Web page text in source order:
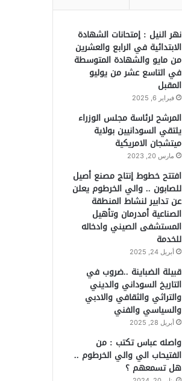
نهر النيل : إمتحانات الشهادة
الابتدائية في الرابع والعشرين
من مايو والشهادة المتوسطة
في التاسع عشر من يوليو
المقبل
فبراير 6, 2025
المرشح لرئاسة مجلس الوزراء
يلتقي السودانيين بولاية
ميتشجان الامريكية
مارس 20, 2023
افتتح خطوط إنتاج مصنع أصيل
للصابون .. والي الخرطوم يعلن
عن تدابير لنشاط المنطقة
الصناعية أمدرمان وتأهيل
المستشفى الصيني وادخاله
للخدمة
أبريل 24, 2025
قبيلة الضباينة ..ضروب في
التاريخ السوداني والديني
والتراثي والثقافي والادبي
والسياسي والفني
أبريل 28, 2025
واصله عباس تكتب : من
الفتيحاب الي والي الخرطوم ..
هل تسمعهم ؟